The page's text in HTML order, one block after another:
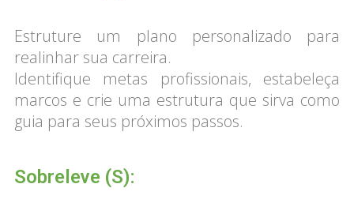
Estruture um plano personalizado para
realinhar sua carreira.
Identifique metas profissionais, estabeleça
marcos e crie uma estrutura que sirva como
guia para seus próximos passos.
Sobreleve (S):